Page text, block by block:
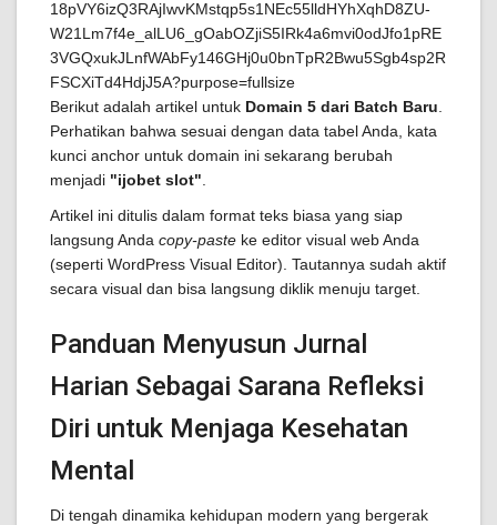
Berikut adalah artikel untuk Domain 5 dari Batch Baru
Perhatikan bahwa sesuai dengan data tabel Anda, kata
kunci anchor untuk domain ini sekarang berubah
menjadi "ijobet slot"
Artikel ini ditulis dalam format teks biasa yang siap
langsung Anda copy-paste ke editor visual web Anda
(seperti WordPress Visual Editor). Tautannya sudah aktif
secara visual dan bisa langsung diklik menuju target.
Panduan Menyusun Jurnal
Harian Sebagai Sarana Refleksi
Diri untuk Menjaga Kesehatan
Mental
Di tengah dinamika kehidupan modern yang bergerak